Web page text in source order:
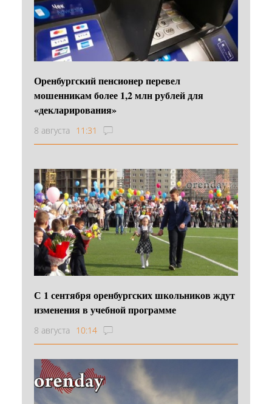
Оренбургский пенсионер перевел
мошенникам более 1,2 млн рублей для
«декларирования»
8 августа 11:31
С 1 сентября оренбургских школьников ждут
изменения в учебной программе
8 августа 10:14